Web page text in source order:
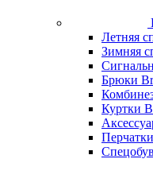
Летняя
Зимняя
Брюки
Куртки